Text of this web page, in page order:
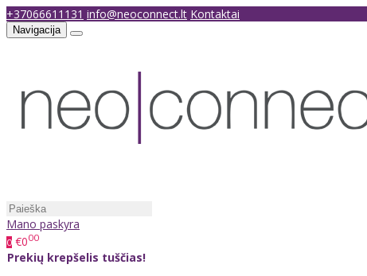
+37066611131 info@neoconnect.lt Kontaktai
Navigacija
Mano paskyra
0 €000
Prekių krepšelis tuščias!